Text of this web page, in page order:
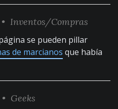
Inventos/Compras
se pueden pillar
de marcianos que había
Geeks